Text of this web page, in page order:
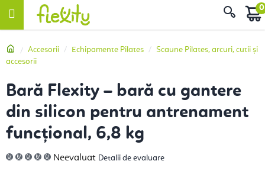
AcasăAccesorii Echipamente Pilates
Scaune Pilates, arcuri, cutii și
accesorii
Bară Flexity – bară cu gantere
din silicon pentru antrenament
funcțional, 6,8 kg
Evaluarea
medie
Neevaluat Detalii de evaluare